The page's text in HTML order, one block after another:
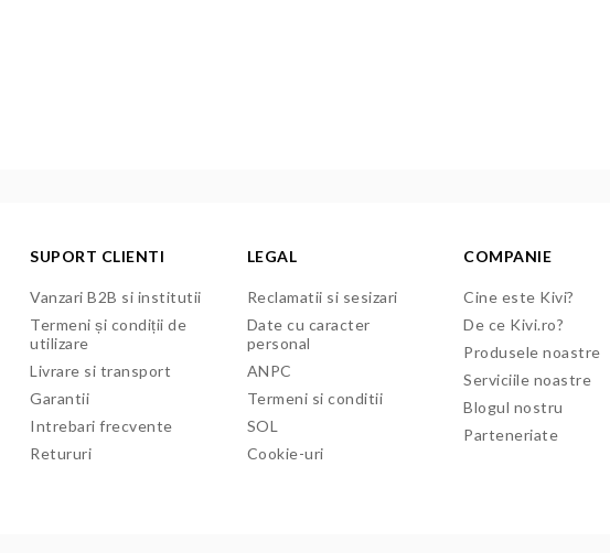
SUPORT CLIENTI
Vanzari B2B si institutii
Termeni și condiții de
utilizare
Livrare si transport
Garantii
Intrebari frecvente
Retururi
LEGAL
Reclamatii si sesizari
Date cu caracter
personal
ANPC
Termeni si conditii
SOL
Cookie-uri
COMPANIE
Cine este Kivi?
De ce Kivi.ro?
Produsele noastre
Serviciile noastre
Blogul nostru
Parteneriate